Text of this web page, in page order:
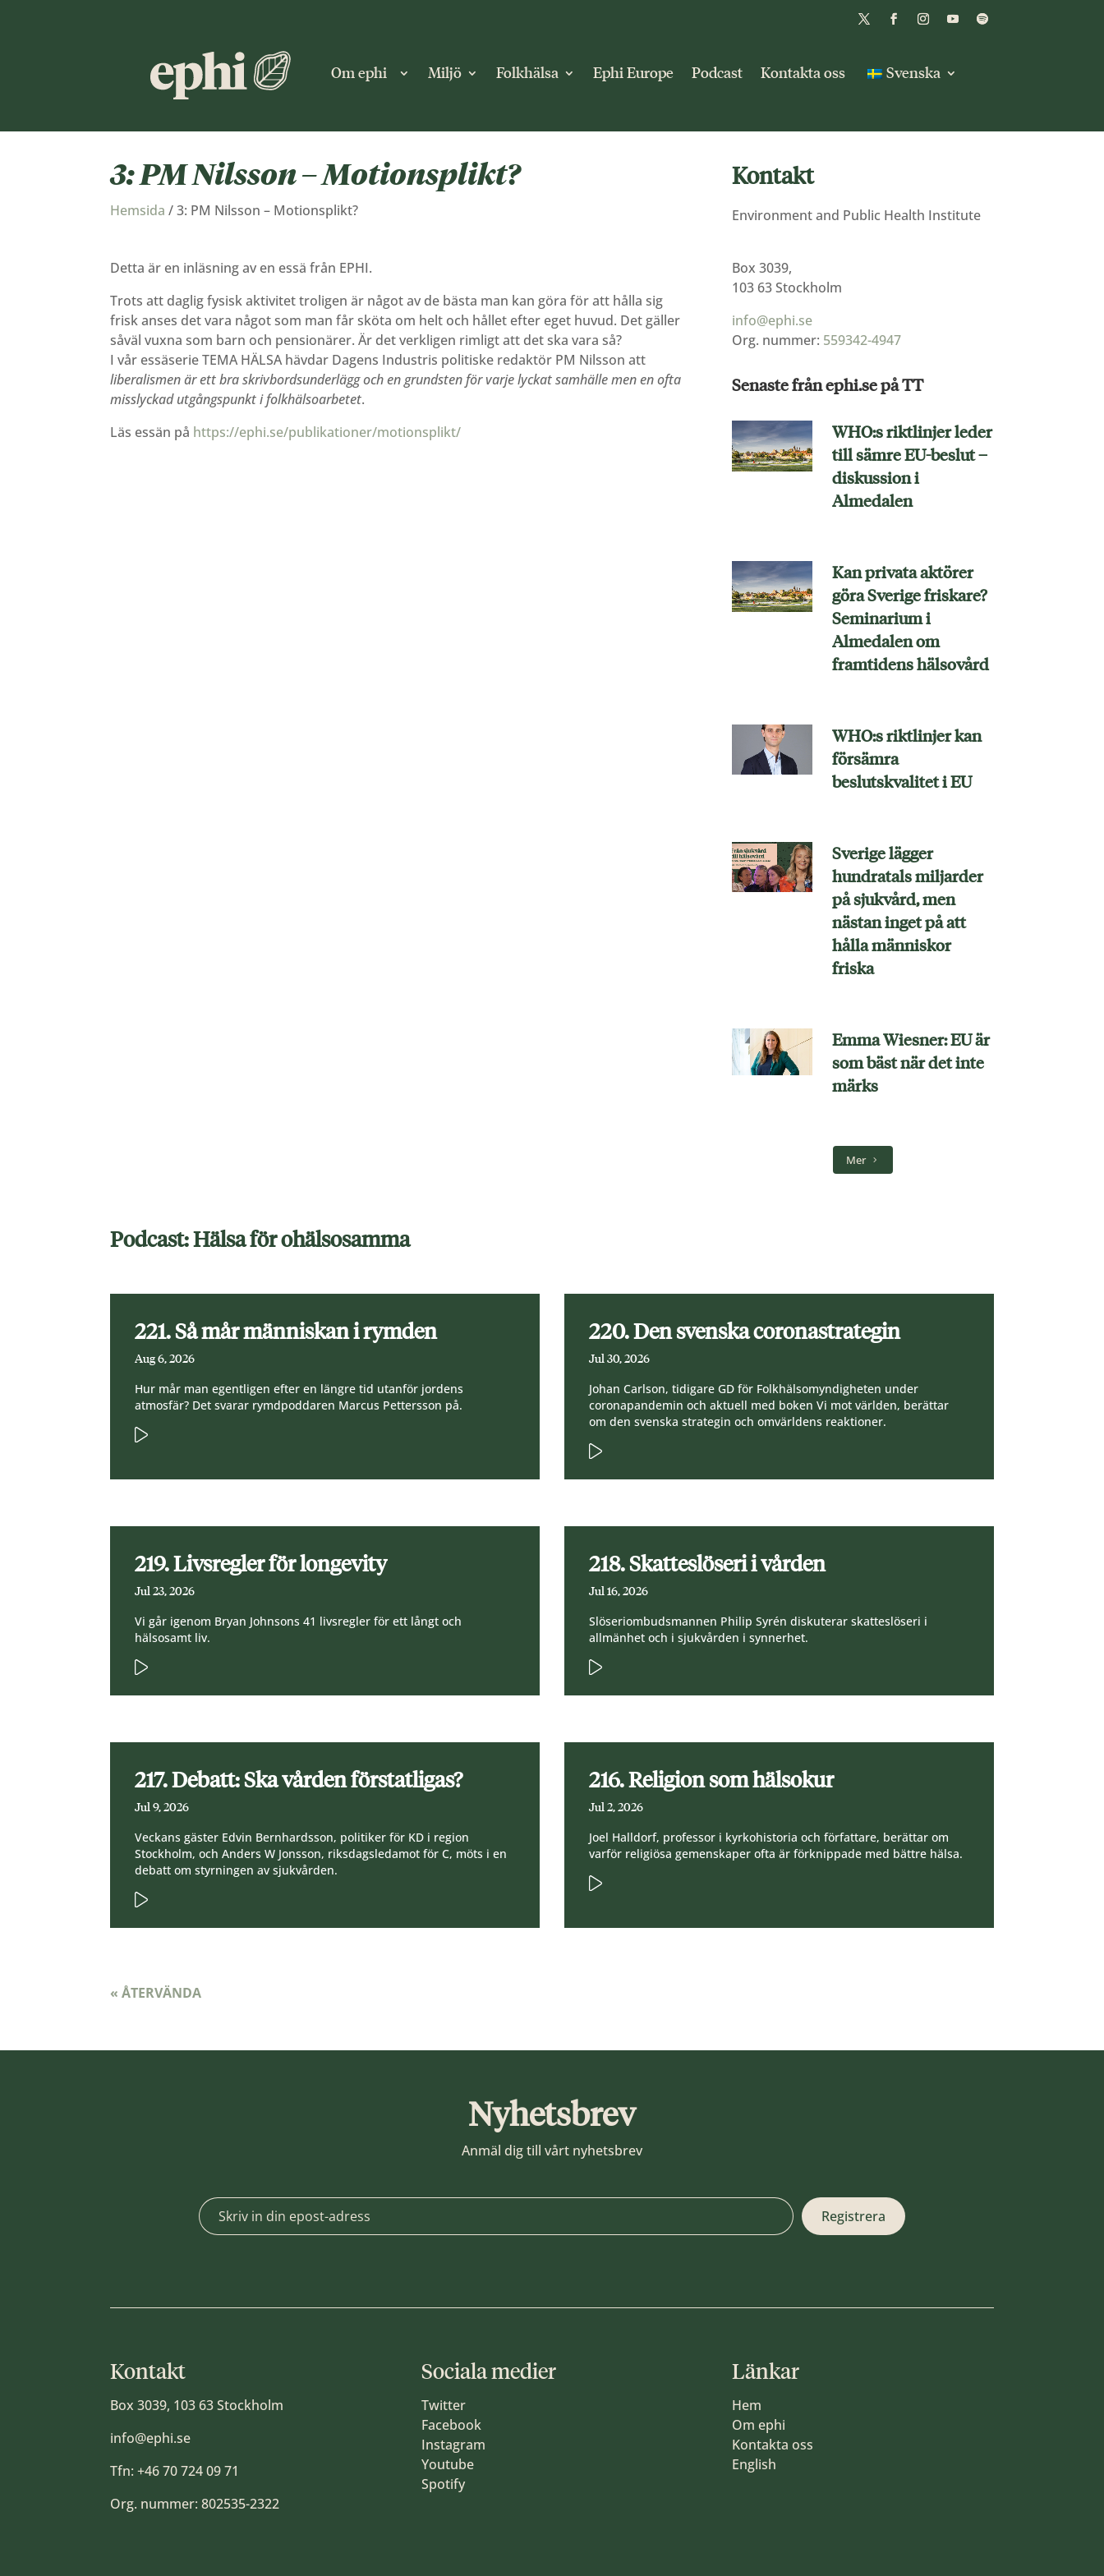
Om ephi Miljö Folkhälsa Ephi Europe Podcast Kontakta oss Svenska
3: PM Nilsson – Motionsplikt?
Hemsida /3: PM Nilsson – Motionsplikt?
Detta är en inläsning av en essä från EPHI.
Trots att daglig fysisk aktivitet troligen är något av de bästa man kan göra för att hålla sig
frisk anses det vara något som man får sköta om helt och hållet efter eget huvud. Det gäller
såväl vuxna som barn och pensionärer. Är det verkligen rimligt att det ska vara så?
I vår essäserie TEMA HÄLSA hävdar Dagens Industris politiske redaktör PM Nilsson att
liberalismen är ett bra skrivbordsunderlägg och en grundsten för varje lyckat samhälle men en ofta
misslyckad utgångspunkt i folkhälsoarbetet.
Läs essän på https://ephi.se/publikationer/motionsplikt/
Kontakt
Environment and Public Health Institute
Box 3039,
103 63 Stockholm
info@ephi.se
Org. nummer: 559342-4947
Senaste från ephi.se på TT
WHO:s riktlinjer leder
till sämre EU-beslut –
diskussion i
Almedalen
Kan privata aktörer
göra Sverige friskare?
Seminarium i
Almedalen om
framtidens hälsovård
WHO:s riktlinjer kan
försämra
beslutskvalitet i EU
Sverige lägger
hundratals miljarder
på sjukvård, men
nästan inget på att
hålla människor
friska
Emma Wiesner: EU är
som bäst när det inte
märks
Mer
Podcast: Hälsa för ohälsosamma
221. Så mår människan i rymden
Aug 6, 2026
Hur mår man egentligen efter en längre tid utanför jordens
atmosfär? Det svarar rymdpoddaren Marcus Pettersson på.
220. Den svenska coronastrategin
Jul 30, 2026
Johan Carlson, tidigare GD för Folkhälsomyndigheten under
coronapandemin och aktuell med boken Vi mot världen, berättar
om den svenska strategin och omvärldens reaktioner.
219. Livsregler för longevity
Jul 23, 2026
Vi går igenom Bryan Johnsons 41 livsregler för ett långt och
hälsosamt liv.
218. Skatteslöseri i vården
Jul 16, 2026
Slöseriombudsmannen Philip Syrén diskuterar skatteslöseri i
allmänhet och i sjukvården i synnerhet.
217. Debatt: Ska vården förstatligas?
Jul 9, 2026
Veckans gäster Edvin Bernhardsson, politiker för KD i region
Stockholm, och Anders W Jonsson, riksdagsledamot för C, möts i en
debatt om styrningen av sjukvården.
216. Religion som hälsokur
Jul 2, 2026
Joel Halldorf, professor i kyrkohistoria och författare, berättar om
varför religiösa gemenskaper ofta är förknippade med bättre hälsa.
« ÅTERVÄNDA
Nyhetsbrev
Anmäl dig till vårt nyhetsbrev
Kontakt
Box 3039, 103 63 Stockholm
info@ephi.se
Tfn:+46 70 724 09 71
Org. nummer: 802535-2322
Sociala medier
Twitter
Facebook
Instagram
Youtube
Spotify
Länkar
Hem
Om ephi
Kontakta oss
English